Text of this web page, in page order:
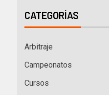
CATEGORÍAS
Arbitraje
Campeonatos
Cursos